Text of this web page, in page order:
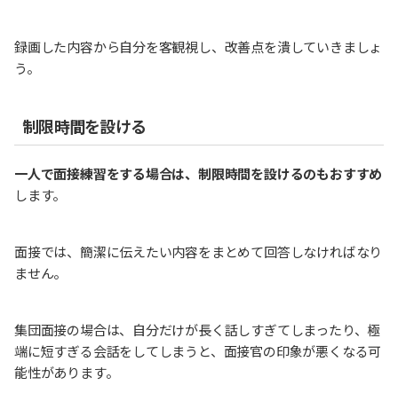
録画した内容から自分を客観視し、改善点を潰していきましょ
う。
制限時間を設ける
一人で面接練習をする場合は、制限時間を設けるのもおすすめ
します。
面接では、簡潔に伝えたい内容をまとめて回答しなければなり
ません。
集団面接の場合は、自分だけが長く話しすぎてしまったり、極
端に短すぎる会話をしてしまうと、面接官の印象が悪くなる可
能性があります。